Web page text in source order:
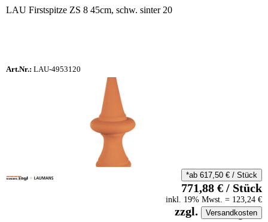
LAU Firstspitze ZS 8 45cm, schw. sinter 20
Art.Nr.: LAU-4953120
auf Anfrageliste
*ab 617,50 €/ Stück
771,88 €/ Stück
inkl. 19% Mwst. = 123,24 €
zzgl. Versandkosten